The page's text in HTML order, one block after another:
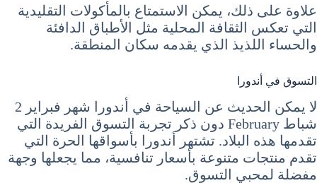
علاوة على ذلك، يمكن الاستمتاع بالمأكولات التقليدية
التي تعكس الثقافة المحلية مثل الأطباق الدافئة
والحساء اللذيذ الذي يقدمه سكان المنطقة.
التسوق في أندورا
لا يمكن الحديث عن السياحة في أندورا شهر فبراير 2
شباط February دون ذكر تجربة التسوق الفريدة التي
تقدمها هذه البلاد. تشتهر أندورا بأسواقها الحرة التي
تقدم منتجات متنوعة بأسعار تنافسية، مما يجعلها وجهة
مفضلة لمحبي التسوق.